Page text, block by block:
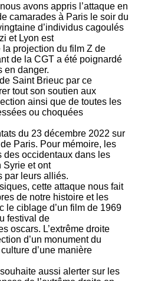
avons appris l’attaque en
camarades à Paris le soir du
d’individus cagoulés
et Lyon est
projection du film Z de
de la CGT a été poignardé
en danger.
Saint Brieuc par ce
tout son soutien aux
ainsi que de toutes les
ou choquées
du 23 décembre 2022 sur
Paris. Pour mémoire, les
des occidentaux dans les
Syrie et ont
par leurs alliés.
cette attaque nous fait
de notre histoire et les
le ciblage d’un film de 1969
festival de
oscars. L’extrême droite
d’un monument du
d’une manière
aussi alerter sur les